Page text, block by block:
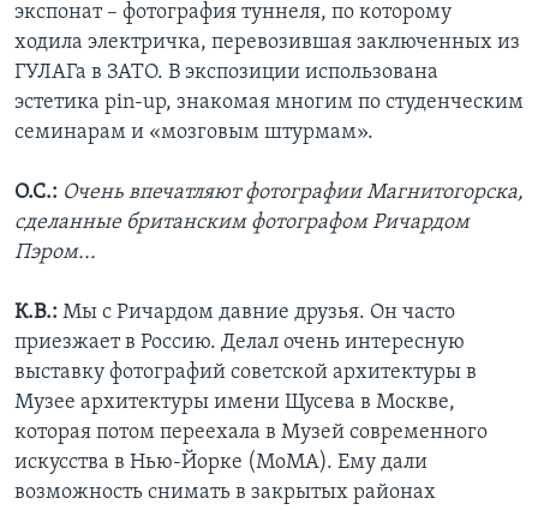
экспонат – фотография туннеля, по которому
ходила электричка, перевозившая заключенных из
ГУЛАГа в ЗАТО. В экспозиции использована
эстетика pin-up, знакомая многим по студенческим
семинарам и «мозговым штурмам».
О.С.: Очень впечатляют фотографии Магнитогорска,
сделанные британским фотографом Ричардом
Пэром...
К.В.: Мы с Ричардом давние друзья. Он часто
приезжает в Россию. Делал очень интересную
выставку фотографий советской архитектуры в
Музее архитектуры имени Щусева в Москве,
которая потом переехала в Музей современного
искусства в Нью-Йорке (MoMA). Ему дали
возможность снимать в закрытых районах